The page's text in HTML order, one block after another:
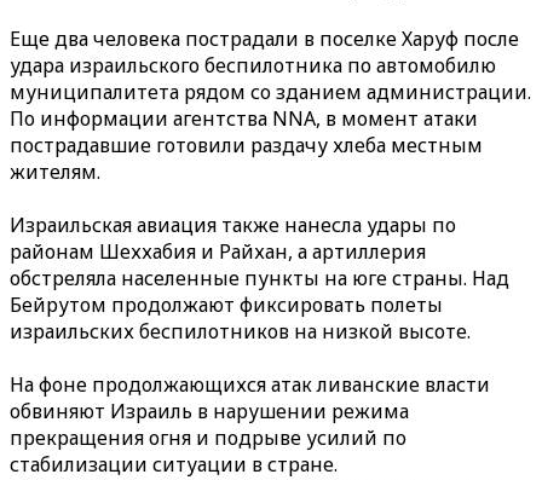
Еще два человека пострадали в поселке Харуф после
удара израильского беспилотника по автомобилю
муниципалитета рядом со зданием администрации.
По информации агентства NNA, в момент атаки
пострадавшие готовили раздачу хлеба местным
жителям.
Израильская авиация также нанесла удары по
районам Шеххабия и Райхан, а артиллерия
обстреляла населенные пункты на юге страны. Над
Бейрутом продолжают фиксировать полеты
израильских беспилотников на низкой высоте.
На фоне продолжающихся атак ливанские власти
обвиняют Израиль в нарушении режима
прекращения огня и подрыве усилий по
стабилизации ситуации в стране.